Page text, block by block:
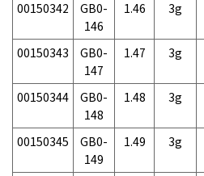
00150342
GB0-
146
1.46 3g
00150343
GB0-
147
1.47 3g
00150344
GB0-
148
1.48 3g
00150345
GB0-
149
1.49 3g